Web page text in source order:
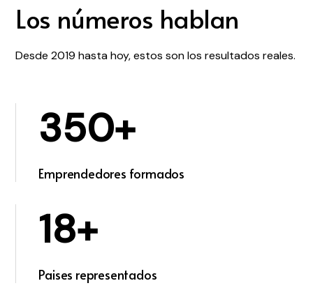
Los números hablan
Desde 2019 hasta hoy, estos son los resultados reales.
350+
Emprendedores formados
18+
Paises representados